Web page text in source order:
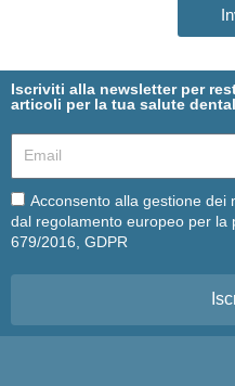
Iscriviti alla newsletter per
articoli per la tua salute
Email
Email
Acconsento alla gestione dei
dal regolamento europeo per la
679/2016, GDPR